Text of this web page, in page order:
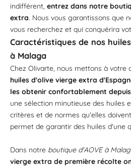
indifférent, entrez dans notre
extra. Nous vous garantissons que
vous recherchez et qui conquérira
Caractéristiques de nos
à Malaga
Chez Olivarte, nous mettons à votre
huiles d'olive vierge extra
les obtenir confortablement
une sélection minutieuse des huiles
critères et de normes qu'elles
permet de garantir des huiles d'une
Dans notre boutique d'AOVE à
vierge extra de première récolte